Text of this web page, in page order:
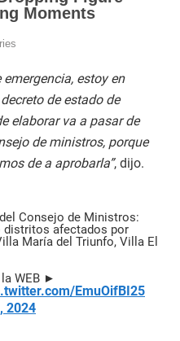
estoy en
de estado de
elaborar va a pasar de
de ministros, porque
de a aprobarla”, dijo.
Consejo de Ministros:
distritos afectados por
María del Triunfo, Villa El
WEB ►
EmuOifBI25
2024